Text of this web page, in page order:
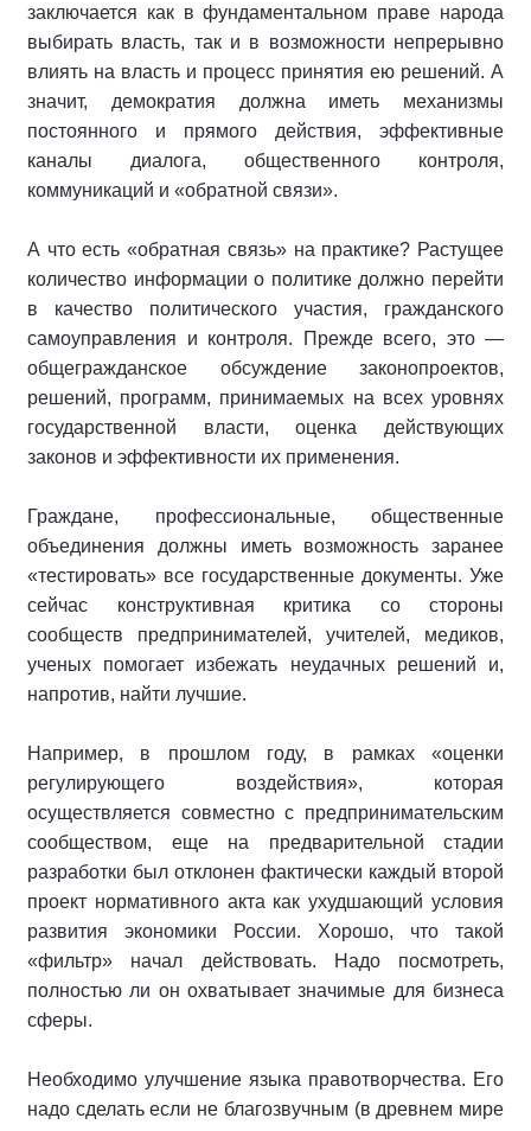
заключается как в фундаментальном праве народа
выбирать власть, так и в возможности непрерывно
влиять на власть и процесс принятия ею решений. А
значит, демократия должна иметь механизмы
постоянного и прямого действия, эффективные
каналы диалога, общественного контроля,
коммуникаций и «обратной связи».
А что есть «обратная связь» на практике? Растущее
количество информации о политике должно перейти
в качество политического участия, гражданского
самоуправления и контроля. Прежде всего, это —
общегражданское обсуждение законопроектов,
решений, программ, принимаемых на всех уровнях
государственной власти, оценка действующих
законов и эффективности их применения.
Граждане, профессиональные, общественные
объединения должны иметь возможность заранее
«тестировать» все государственные документы. Уже
сейчас конструктивная критика со стороны
сообществ предпринимателей, учителей, медиков,
ученых помогает избежать неудачных решений и,
напротив, найти лучшие.
Например, в прошлом году, в рамках «оценки
регулирующего воздействия», которая
осуществляется совместно с предпринимательским
сообществом, еще на предварительной стадии
разработки был отклонен фактически каждый второй
проект нормативного акта как ухудшающий условия
развития экономики России. Хорошо, что такой
«фильтр» начал действовать. Надо посмотреть,
полностью ли он охватывает значимые для бизнеса
сферы.
Необходимо улучшение языка правотворчества. Его
надо сделать если не благозвучным (в древнем мире